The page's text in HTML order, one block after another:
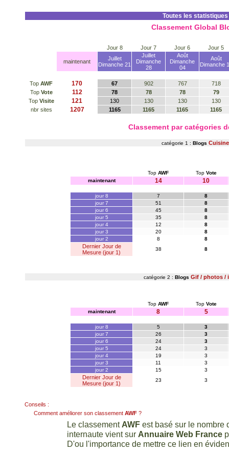
Toutes les statistiques
Classement Global
Jour 8 Jour 7 Jour 6 Jour 5
maintenant
Juillet
Dimanche 21
Juillet
Dimanche
28
Août
Dimanche
04
Août
Dimanche
Top AWF 170 67 902 767
718
Top Vote 112 78 78 78
79
Top Visite 121 130 130 130
130
nbr sites
1207 1165 1165 1165 1165
Classement par catégories
catégorie 1 : Blogs Cuisine
Top AWF Top Vote
maintenant
14 10
jour 8 7
8
jour 7
51
8
jour 6
45
8
jour 5
35
8
jour 4
12
8
jour 3
20
8
jour 2
8 8
Dernier Jour de
Mesure (jour 1)
38 8
catégorie 2 : Blogs Gif / photos /
Top AWF Top Vote
maintenant
8 5
jour 8 5
3
jour 7
26
3
jour 6
24
3
jour 5
24
3
jour 4
19
3
jour 3
11
3
jour 2
15 3
Dernier Jour de
Mesure (jour 1)
23 3
Conseils :
Comment améliorer son classement AWF ?
Le classement AWF est basé sur le nombre
internaute vient sur Annuaire Web France
D'ou l'importance de mettre ce lien en